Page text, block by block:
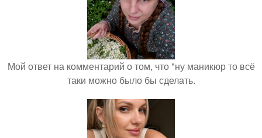
Мой ответ на комментарий о том, что "ну маникюр то всё
таки можно было бы сделать.